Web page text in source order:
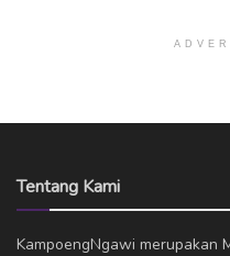
Tentang Kami
KampoengNgawi merupakan